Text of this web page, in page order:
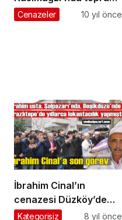
verildi
Cenazeler 10 yıl önce
İbrahim Cinal’ın
cenazesi Düzköy’de
toprağa verildi
Kategorisiz 8 yıl önce